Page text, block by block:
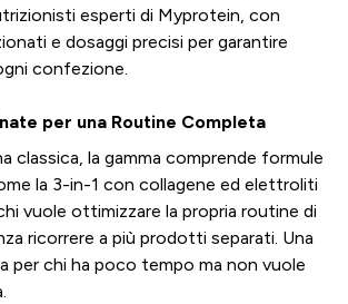
esperti di Myprotein, con
e dosaggi precisi per garantire
confezione.
per una Routine Completa
classica, la gamma comprende formule
la 3-in-1 con collagene ed elettroliti
vuole ottimizzare la propria routine di
ricorrere a più prodotti separati. Una
per chi ha poco tempo ma non vuole